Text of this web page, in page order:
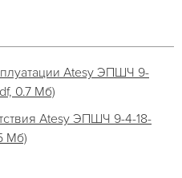
Atesy ЭПШЧ 9-
0.7 Мб)
Atesy ЭПШЧ 9-4-18-
Мб)